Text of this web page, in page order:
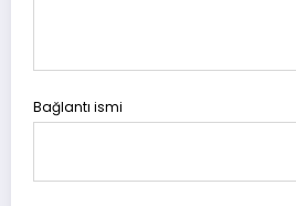
Bağlantı ismi